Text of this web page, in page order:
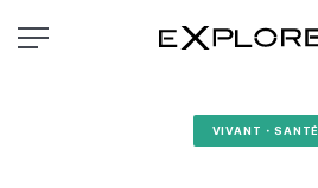
au
VIVANT・SANTÉ